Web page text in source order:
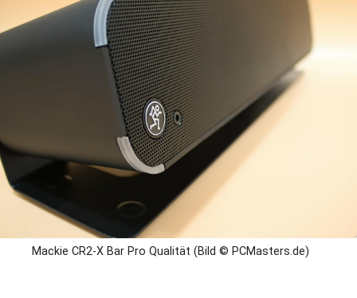
Mackie CR2-X Bar Pro Qualität (Bild © PCMasters.de)